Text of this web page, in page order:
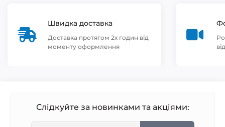
Швидка доставка
Доставка протягом 2х годин від
моменту оформлення
Слідкуйте за новинками та акціями: